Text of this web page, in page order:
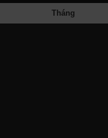
Tháng